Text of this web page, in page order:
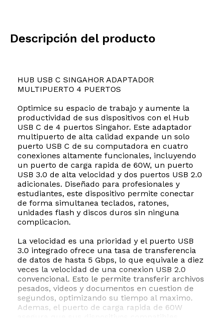
Descripción del producto
HUB USB C SINGAHOR ADAPTADOR
MULTIPUERTO 4 PUERTOS
Optimice su espacio de trabajo y aumente la
productividad de sus dispositivos con el Hub
USB C de 4 puertos Singahor. Este adaptador
multipuerto de alta calidad expande un solo
puerto USB C de su computadora en cuatro
conexiones altamente funcionales, incluyendo
un puerto de carga rapida de 60W, un puerto
USB 3.0 de alta velocidad y dos puertos USB 2.0
adicionales. Diseñado para profesionales y
estudiantes, este dispositivo permite conectar
de forma simultanea teclados, ratones,
unidades flash y discos duros sin ninguna
complicacion.
La velocidad es una prioridad y el puerto USB
3.0 integrado ofrece una tasa de transferencia
de datos de hasta 5 Gbps, lo que equivale a diez
veces la velocidad de una conexion USB 2.0
convencional. Esto le permite transferir archivos
pesados, videos y documentos en cuestion de
segundos, optimizando su tiempo al maximo.
Ademas, el puerto de carga rapida de 60W